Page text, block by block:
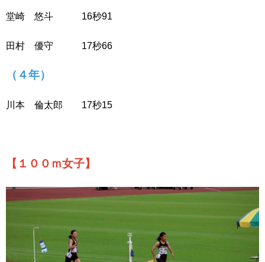
堂崎 悠斗 16秒91
田村 優守 17秒66
（４年）
川本 倫太郎 17秒15
【１００ｍ女子】